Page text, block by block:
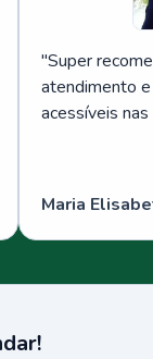
"Super
atendimento
acessíveis
Maria